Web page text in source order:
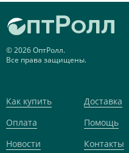
© 2026 ОптРолл.
Все права защищены.
Как купить
Доставка
Оплата
Помощь
Новости
Контакты